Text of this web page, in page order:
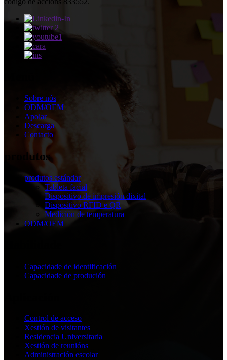
Sobre nós
ODM/OEM
Apoiar
Descarga
Contacto
produtos
produtos estándar
Tableta facial
Dispositivo de impresión dixital
Dispositivo RFID e QR
Medición de temperatura
ODM/OEM
Capacidade de identificación
Capacidade de produción
Control de acceso
Xestión de visitantes
Residencia Universitaria
Xestión de reunións
Administración escolar